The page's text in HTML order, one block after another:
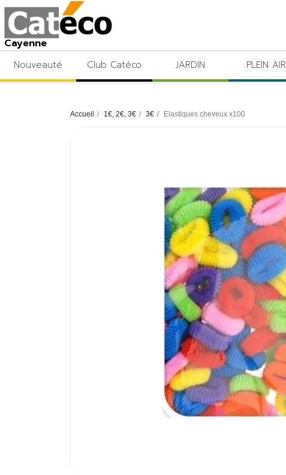
Cayenne
Nouveauté Club Catéco JARDIN PLEIN AIR
Accueil 1€, 2€, 3€ 3€ Elastiques cheveux x100